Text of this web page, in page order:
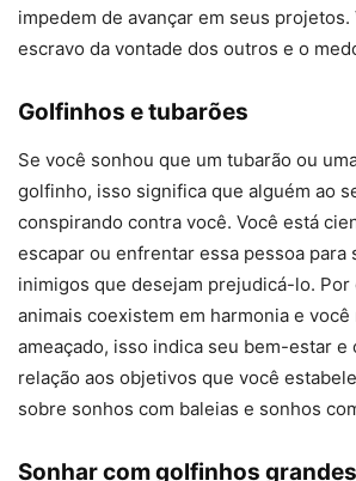
impedem de avançar em seus projetos.
escravo da vontade dos outros e o
Golfinhos e tubarões
Se você sonhou que um tubarão ou
golfinho, isso significa que alguém ao
conspirando contra você. Você está
escapar ou enfrentar essa pessoa para
inimigos que desejam prejudicá-lo. Por
animais coexistem em harmonia e você
ameaçado, isso indica seu bem-estar e
relação aos objetivos que você
sobre sonhos com baleias e sonhos
Sonhar com golfinhos grandes